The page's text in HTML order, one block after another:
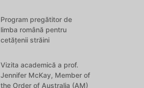
Program pregătitor de
limba română pentru
cetățenii străini
Vizita academică a prof.
Jennifer McKay, Member of
the Order of Australia (AM)